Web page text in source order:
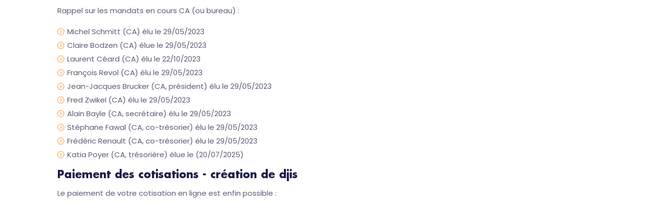
Rappel sur les mandats en cours CA (ou bureau) :
Michel Schmitt (CA) élu le 29/05/2023
Claire Bodzen (CA) élue le 29/05/2023
Laurent Céard (CA) élu le 22/10/2023
François Revol (CA) élu le 29/05/2023
Jean-Jacques Brucker (CA, président) élu le 29/05/2023
Fred Zwikel (CA) élu le 29/05/2023
Alain Bayle (CA, secrétaire) élu le 29/05/2023
Stéphane Fawal (CA, co-trésorier) élu le 29/05/2023
Frédéric Renault (CA, co-trésorier) élu le 29/05/2023
Katia Poyer (CA, trésorière) élue le (20/07/2025)
Paiement des cotisations - création de djis
Le paiement de votre cotisation en ligne est enfin possible :